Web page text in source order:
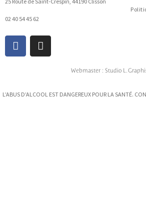
02 40 54 45 62
Webmaster : Studio L.
L’ABUS D’ALCOOL EST DANGEREUX POUR LA SANTÉ.